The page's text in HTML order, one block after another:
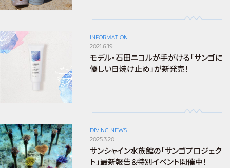
INFORMATION
2021.6.19
モデル・石田ニコルが手がける「サンゴに
優しい日焼け止め」が新発売！
DIVING NEWS
2025.3.20
サンシャイン水族館の「サンゴプロジェク
ト」最新報告＆特別イベント開催中！